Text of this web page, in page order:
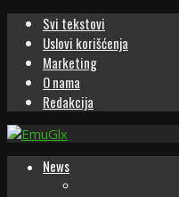
Svi tekstovi
Uslovi korišćenja
Marketing
O nama
Redakcija
News